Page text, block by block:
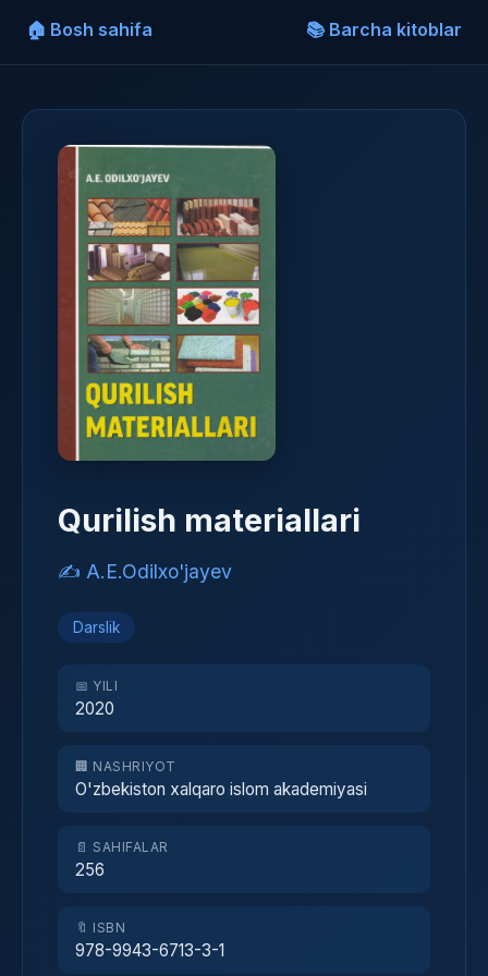
🏠 Bosh sahifa 📚 Barcha kitoblar
Qurilish materiallari
✍️ A.E.Odilxo'jayev
Darslik
📅 YILI
2020
🏢 NASHRIYOT
O'zbekiston xalqaro islom akademiyasi
📄 SAHIFALAR
256
🔖 ISBN
978-9943-6713-3-1